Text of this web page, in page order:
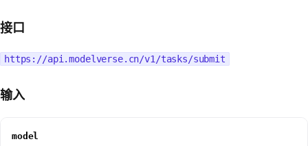
接口
https://api.modelverse.cn/v1/tasks/submit
输入
model